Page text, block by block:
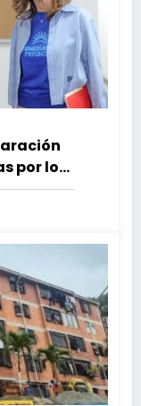
por los